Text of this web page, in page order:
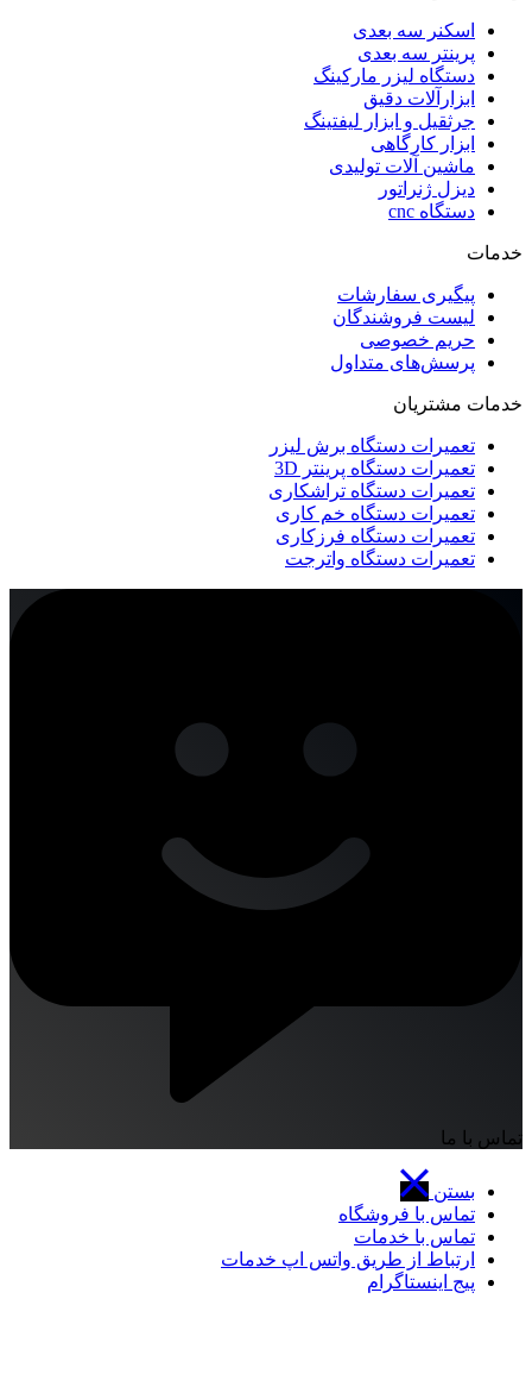
اسکنر سه بعدی
پرینتر سه بعدی
دستگاه لیزر مارکینگ
ابزارآلات دقیق
جرثقیل و ابزار لیفتینگ
ابزار کارگاهی
ماشین آلات تولیدی
دیزل ژنراتور
دستگاه cnc
خدمات
پیگیری سفارشات
لیست فروشندگان
حریم خصوصی
پرسش‌های متداول
خدمات مشتریان
تعمیرات دستگاه برش لیزر
تعمیرات دستگاه پرینتر 3D
تعمیرات دستگاه تراشکاری
تعمیرات دستگاه خم کاری
تعمیرات دستگاه فرزکاری
تعمیرات دستگاه واترجت
تماس با ما
بستن
تماس با فروشگاه
تماس با خدمات
ارتباط از طریق واتس اپ خدمات
پیج اینستاگرام